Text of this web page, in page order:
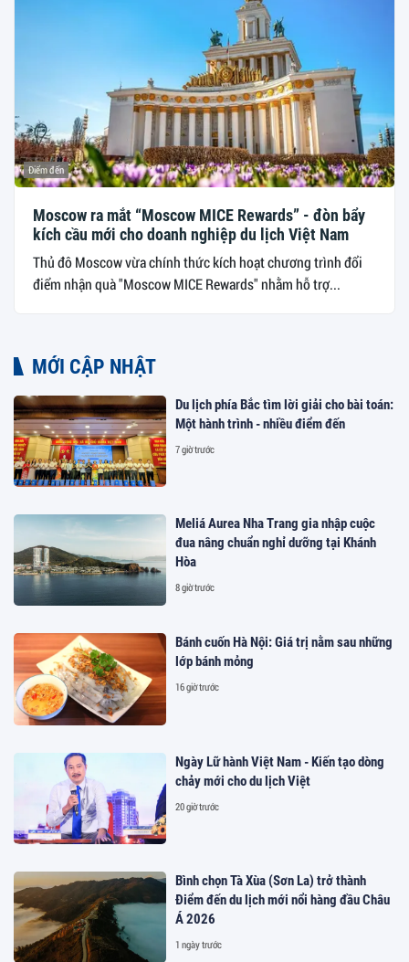
Điểm đến
Moscow ra mắt “Moscow MICE Rewards” - đòn bẩy
kích cầu mới cho doanh nghiệp du lịch Việt Nam
Thủ đô Moscow vừa chính thức kích hoạt chương trình đổi
điểm nhận quà "Moscow MICE Rewards" nhằm hỗ trợ...
MỚI CẬP NHẬT
Du lịch phía Bắc tìm lời giải cho bài toán:
Một hành trình - nhiều điểm đến
7 giờ trước
Meliá Aurea Nha Trang gia nhập cuộc
đua nâng chuẩn nghỉ dưỡng tại Khánh
Hòa
8 giờ trước
Bánh cuốn Hà Nội: Giá trị nằm sau những
lớp bánh mỏng
16 giờ trước
Ngày Lữ hành Việt Nam - Kiến tạo dòng
chảy mới cho du lịch Việt
20 giờ trước
Bình chọn Tà Xùa (Sơn La) trở thành
Điểm đến du lịch mới nổi hàng đầu Châu
Á 2026
1 ngày trước